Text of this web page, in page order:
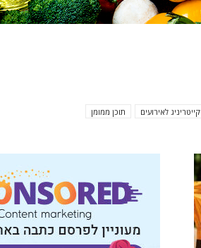
קייטריניג לאירועים תוכן ממומן